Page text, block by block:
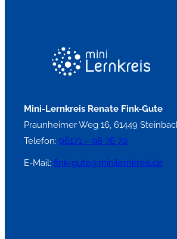
Mini-Lernkreis Renate Fink-Gute
Praunheimer Weg 16, 61449
Telefon: 06171 – 98 76 70
E-Mail: fink-gute@minilernkreis.de